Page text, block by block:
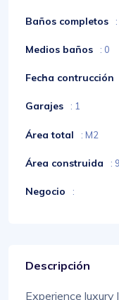
Baños completos
Medios baños : 0
Fecha contrucción
Garajes : 1
Área total : M2
Área construida :
Negocio :
Descripción
Experience